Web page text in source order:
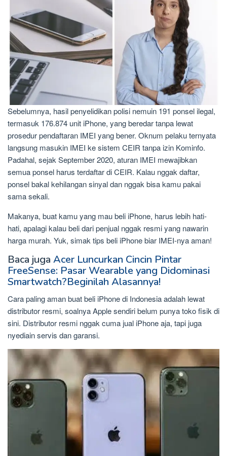
Sebelumnya, hasil penyelidikan polisi nemuin 191 ponsel ilegal,
termasuk 176.874 unit iPhone, yang beredar tanpa lewat
prosedur pendaftaran IMEI yang bener. Oknum pelaku ternyata
langsung masukin IMEI ke sistem CEIR tanpa izin Kominfo.
Padahal, sejak September 2020, aturan IMEI mewajibkan
semua ponsel harus terdaftar di CEIR. Kalau nggak daftar,
ponsel bakal kehilangan sinyal dan nggak bisa kamu pakai
sama sekali.
Makanya, buat kamu yang mau beli iPhone, harus lebih hati-
hati, apalagi kalau beli dari penjual nggak resmi yang nawarin
harga murah. Yuk, simak tips beli iPhone biar IMEI-nya aman!
Baca juga Acer Luncurkan Cincin Pintar
FreeSense: Pasar Wearable yang Didominasi
Smartwatch?Beginilah Alasannya!
Cara paling aman buat beli iPhone di Indonesia adalah lewat
distributor resmi, soalnya Apple sendiri belum punya toko fisik di
sini. Distributor resmi nggak cuma jual iPhone aja, tapi juga
nyediain servis dan garansi.